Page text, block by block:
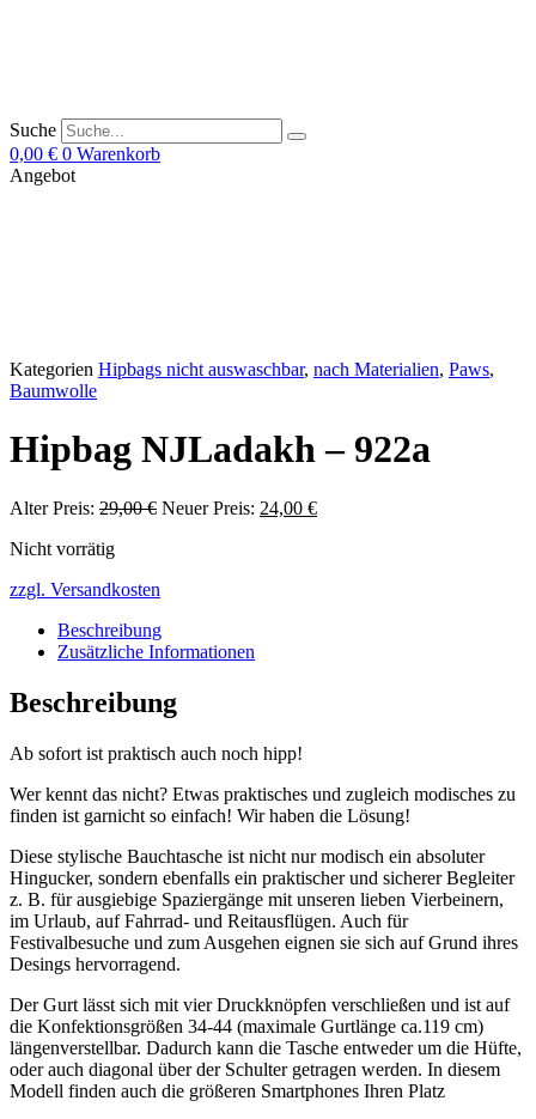
Suche
0,00 € 0 Warenkorb
Angebot
Kategorien Hipbags nicht auswaschbar, nach Materialien, Paws,
Baumwolle
Hipbag NJLadakh – 922a
Alter Preis: 29,00€ Ursprünglicher
Neuer Preis: 24,00 €
Nicht vorrätig
zzgl. Versandkosten
Beschreibung
Zusätzliche Informationen
Beschreibung
Ab sofort ist praktisch auch noch hipp!
Wer kennt das nicht? Etwas praktisches und zugleich modisches zu
finden ist garnicht so einfach! Wir haben die Lösung!
Diese stylische Bauchtasche ist nicht nur modisch ein absoluter
Hingucker, sondern ebenfalls ein praktischer und sicherer Begleiter
z. B. für ausgiebige Spaziergänge mit unseren lieben Vierbeinern,
im Urlaub, auf Fahrrad- und Reitausflügen. Auch für
Festivalbesuche und zum Ausgehen eignen sie sich auf Grund ihres
Desings hervorragend.
Der Gurt lässt sich mit vier Druckknöpfen verschließen und ist auf
die Konfektionsgrößen 34-44 (maximale Gurtlänge ca.119 cm)
längenverstellbar. Dadurch kann die Tasche entweder um die Hüfte,
oder auch diagonal über der Schulter getragen werden. In diesem
Modell finden auch die größeren Smartphones Ihren Platz